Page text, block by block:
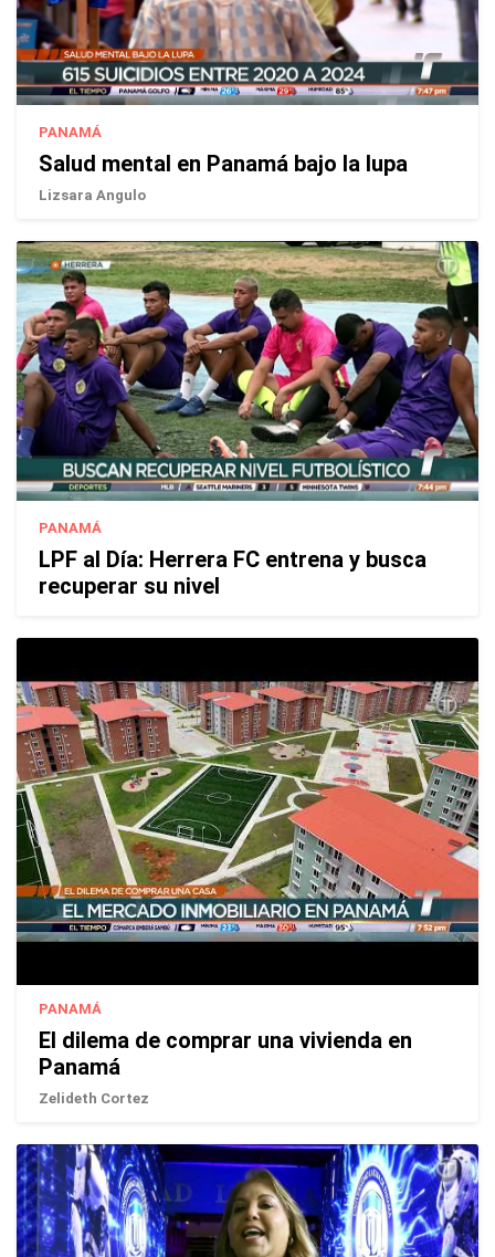
PANAMÁ
Salud mental en Panamá bajo la lupa
Lizsara Angulo
PANAMÁ
LPF al Día: Herrera FC entrena y busca
recuperar su nivel
PANAMÁ
El dilema de comprar una vivienda en
Panamá
Zelideth Cortez